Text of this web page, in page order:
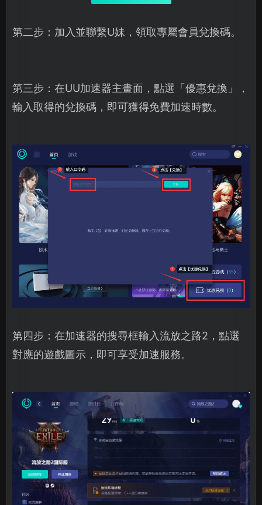
第二步：加入並聯繫U妹，領取專屬會員兌換碼。
第三步：在UU加速器主畫面，點選「優惠兌換」，
輸入取得的兌換碼，即可獲得免費加速時數。
第四步：在加速器的搜尋框輸入流放之路2，點選
對應的遊戲圖示，即可享受加速服務。